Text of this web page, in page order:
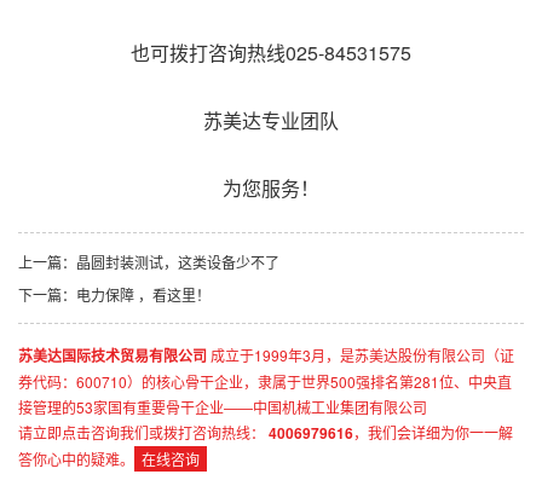
也可拨打咨询热线025-84531575
苏美达专业团队
为您服务！
上一篇： 晶圆封装测试，这类设备少不了
下一篇： 电力保障 ，看这里！
苏美达国际技术贸易有限公司 成立于1999年3月，是苏美达股份有限公司（证
券代码：600710）的核心骨干企业，隶属于世界500强排名第281位、中央直
接管理的53家国有重要骨干企业——中国机械工业集团有限公司
请立即点击咨询我们或拨打咨询热线：
4006979616，我们会详细为你一一解
答你心中的疑难。
在线咨询